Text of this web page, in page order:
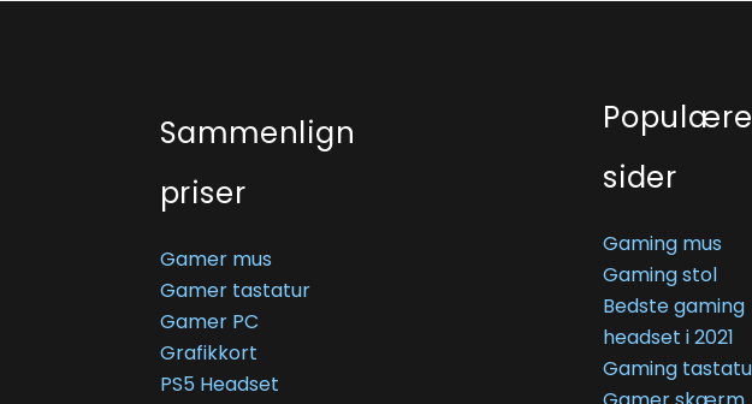
Sammenlign
priser
Gamer mus
Gamer tastatur
Gamer PC
Grafikkort
PS5 Headset
Populære
sider
Gaming mus
Gaming stol
Bedste gaming
headset i 2021
Gaming